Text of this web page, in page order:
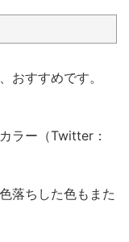
おすすめです。
ラー（Twitter：
落ちした色もまた